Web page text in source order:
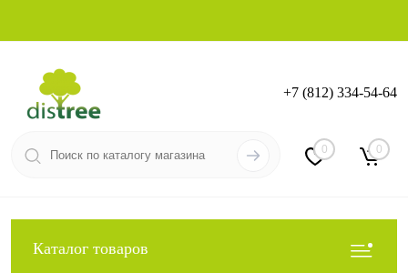
Вход Регистрация
+7 (812) 334-54-64
0 0
Каталог товаров